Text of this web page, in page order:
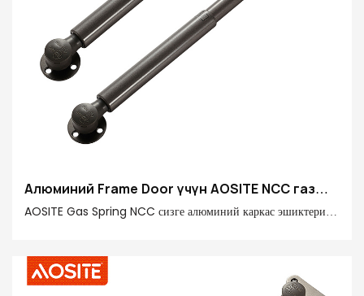
Алюминий Frame Door үчүн AOSITE NCC газ
жаз
AOSITE Gas Spring NCC сизге алюминий каркас эшиктери
болоттон, POM инженердик пластмассадан жана 20#
бүтүрүүчү түтүктөн жасалып, 20N-150N кубаттуу колдоочу